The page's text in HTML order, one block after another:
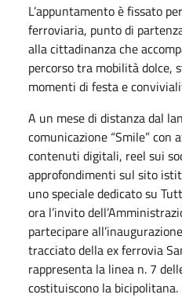
L’appuntamento è fissato
ferroviaria, punto di
alla cittadinanza che
percorso tra mobilità dolce,
momenti di festa e
A un mese di distanza dal
comunicazione “Smile”
contenuti digitali, reel sui
approfondimenti sul sito
uno speciale dedicato su
ora l’invito
partecipare
tracciato della ex ferrovia
rappresenta la linea n. 7
costituiscono la bicipolitana.